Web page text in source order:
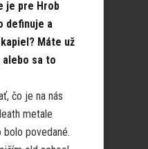
je pre Hrob
definuje a
Máte už
sa to
čo je na nás
metale
povedané.